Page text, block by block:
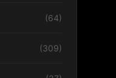
(64)
(309)